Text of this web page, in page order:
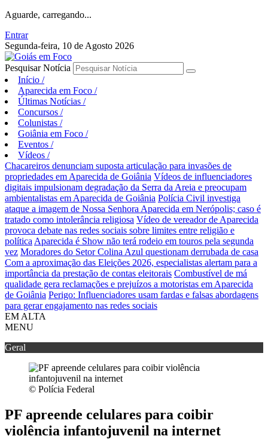
Aguarde, carregando...
Entrar
Segunda-feira, 10 de Agosto 2026
Pesquisar Notícia
Início /
Aparecida em Foco /
Últimas Notícias /
Concursos /
Colunistas /
Goiânia em Foco /
Eventos /
Vídeos /
Chacareiros denunciam suposta articulação para invasões de
propriedades em Aparecida de Goiânia Vídeos de influenciadores
digitais impulsionam degradação da Serra da Areia e preocupam
ambientalistas em Aparecida de Goiânia Polícia Civil investiga
ataque a imagem de Nossa Senhora Aparecida em Nerópolis; caso é
tratado como intolerância religiosa Vídeo de vereador de Aparecida
provoca debate nas redes sociais sobre limites entre religião e
política Aparecida é Show não terá rodeio em touros pela segunda
vez Moradores do Setor Colina Azul questionam derrubada de casa
Com a aproximação das Eleições 2026, especialistas alertam para a
importância da prestação de contas eleitorais Combustível de má
qualidade gera reclamações e prejuízos a motoristas em Aparecida
de Goiânia Perigo: Influenciadores usam fardas e falsas abordagens
para gerar engajamento nas redes sociais
EM ALTA
MENU
Geral
© Polícia Federal
PF apreende celulares para coibir
violência infantojuvenil na internet